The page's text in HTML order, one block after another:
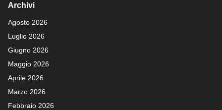
Archivi
Agosto 2026
Luglio 2026
Giugno 2026
Maggio 2026
Aprile 2026
Marzo 2026
Febbraio 2026